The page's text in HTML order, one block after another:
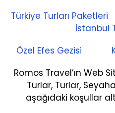
Türkiye Turları Paketleri
İstanbul
Özel Efes Gezisi
Romos Travel’ın Web
Turlar, Turlar,
aşağıdaki koşullar